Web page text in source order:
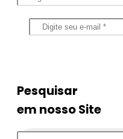
Pesquisar
em nosso Site